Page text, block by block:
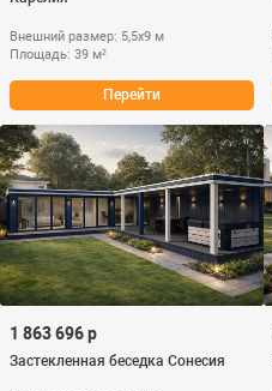
Внешний размер: 5,5х9 м
Площадь: 39 м²
Перейти
1 863 696 р
Застекленная беседка Сонесия